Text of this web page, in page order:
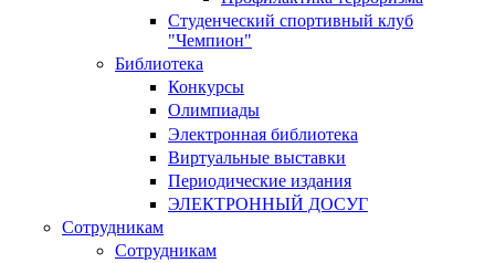
Студенческий спортивный клуб
"Чемпион"
Библиотека
Конкурсы
Олимпиады
Электронная библиотека
Виртуальные выставки
Периодические издания
ЭЛЕКТРОННЫЙ ДОСУГ
Сотрудникам
Сотрудникам